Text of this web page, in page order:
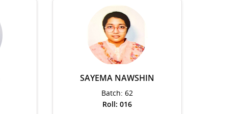
SAYEMA NAWSHIN
Batch: 62
Roll: 016